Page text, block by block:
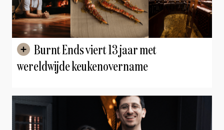
wereldwijde keukenovername